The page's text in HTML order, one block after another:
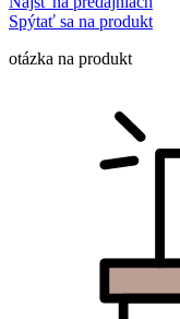
Spýtať sa na produkt
otázka na produkt